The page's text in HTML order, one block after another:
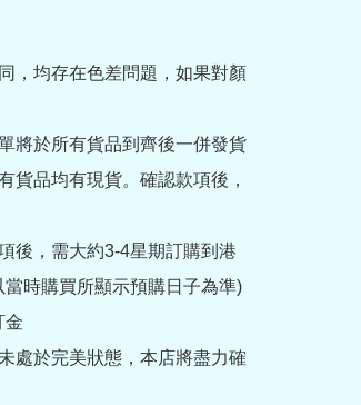
，均存在色差問題，如果對顏
將於所有貨品到齊後一併發貨
貨品均有現貨。確認款項後，
後，需大約3-4星期訂購到港
時購買所顯示預購日子為準)
金
處於完美狀態，本店將盡力確